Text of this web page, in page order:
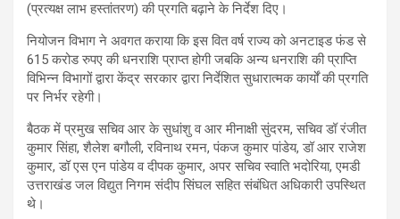
(प्रत्यक्ष लाभ हस्तांतरण) की प्रगति बढ़ाने के निर्देश दिए।
नियोजन विभाग ने अवगत कराया कि इस वित वर्ष राज्य को अनटाइड फंड से
615 करोड रुपए की धनराशि प्राप्त होगी जबकि अन्य धनराशि की प्राप्ति
विभिन्न विभागों द्वारा केंद्र सरकार द्वारा निर्देशित सुधारात्मक कार्यों की प्रगति
पर निर्भर रहेगी।
बैठक में प्रमुख सचिव आर के सुधांशु व आर मीनाक्षी सुंदरम, सचिव डॉ रंजीत
कुमार सिंहा, शैलेश बगौली, रविनाथ रमन, पंकज कुमार पांडेय, डॉ आर राजेश
कुमार, डॉ एस एन पांडेय व दीपक कुमार, अपर सचिव स्वाति भदोरिया, एमडी
उत्तराखंड जल विद्युत निगम संदीप सिंघल सहित संबंधित अधिकारी उपस्थित
थे।